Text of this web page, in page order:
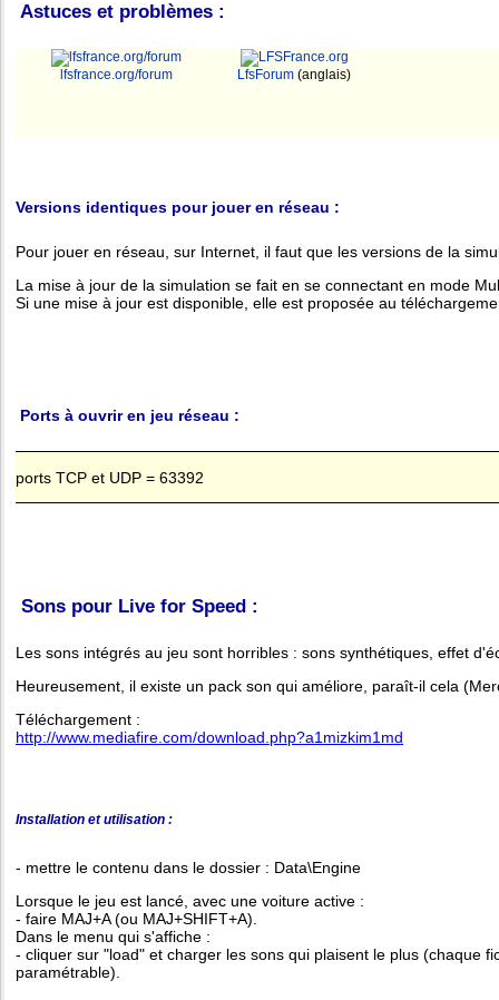
Astuces et problèmes :
lfsfrance.org/forum LfsForum (anglais)
Versions identiques pour jouer en réseau :
Pour jouer en réseau, sur Internet, il faut que les versions de la
La mise à jour de la simulation se fait en se connectant en mode
Si une mise à jour est disponible, elle est proposée au
Ports à ouvrir en jeu réseau :
ports TCP et UDP = 63392
Sons pour Live for Speed :
Les sons intégrés au jeu sont horribles : sons synthétiques, effet
Heureusement, il existe un pack son qui améliore, paraît-il cela
Téléchargement :
http://www.mediafire.com/download.php?a1mizkim1md
Installation et utilisation :
- mettre le contenu dans le dossier : Data\Engine
Lorsque le jeu est lancé, avec une voiture active :
- faire MAJ+A (ou MAJ+SHIFT+A).
Dans le menu qui s'affiche :
- cliquer sur "load" et charger les sons qui plaisent le plus (chaque
paramétrable).